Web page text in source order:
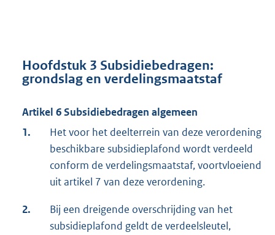
Hoofdstuk 3 Subsidiebedragen:
grondslag en verdelingsmaatstaf
Artikel 6 Subsidiebedragen algemeen
1.
Het voor het deelterrein van deze verordening
beschikbare subsidieplafond wordt verdeeld
conform de verdelingsmaatstaf, voortvloeiend
uit artikel 7 van deze verordening.
2.
Bij een dreigende overschrijding van het
subsidieplafond geldt de verdeelsleutel,